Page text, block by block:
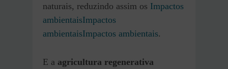
naturais, reduzindo assim os Impactos
ambientaisImpactos
ambientaisImpactos ambientais.
E a agricultura regenerativa